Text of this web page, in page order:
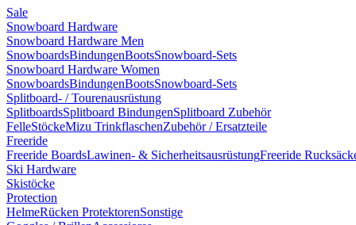
Sale
Snowboard Hardware
Snowboard Hardware Men
SnowboardsBindungenBootsSnowboard-Sets
Snowboard Hardware Women
SnowboardsBindungenBootsSnowboard-Sets
Splitboard- / Tourenausrüstung
SplitboardsSplitboard BindungenSplitboard Zubehör
FelleStöckeMizu TrinkflaschenZubehör / Ersatzteile
Freeride
Freeride BoardsLawinen- & SicherheitsausrüstungFreeride
Ski Hardware
Skistöcke
Protection
HelmeRücken ProtektorenSonstige